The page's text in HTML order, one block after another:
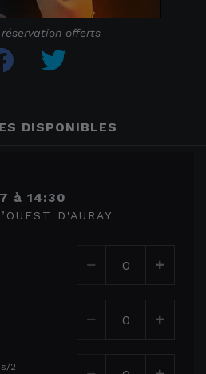
offerts
DISPONIBLES
à 14:30
D'AURAY
2